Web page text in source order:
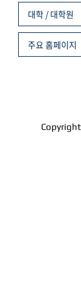
대학 / 대학원
주요 홈페이지